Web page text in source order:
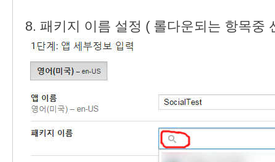
8. 패키지 이름 설정 ( 롤다운되는 항목중